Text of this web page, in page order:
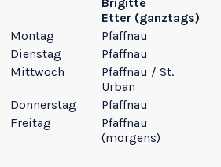
Brigitte
Etter (ganztags)
Montag
Pfaffnau
Dienstag
Pfaffnau
Mittwoch
Pfaffnau / St.
Urban
Donnerstag Pfaffnau
Freitag
Pfaffnau
(morgens)